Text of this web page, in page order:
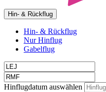
Hin- & Rückflug
Hin- & Rückflug
Nur Hinflug
Gabelflug
Hinflugdatum auswählen